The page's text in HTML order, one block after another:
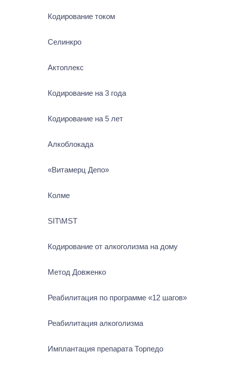
Кодирование током
Селинкро
Актоплекс
Кодирование на 3 года
Кодирование на 5 лет
Алкоблокада
«Витамерц Депо»
Колме
SIT\MST
Кодирование от алкоголизма на дому
Метод Довженко
Реабилитация по программе «12 шагов»
Реабилитация алкоголизма
Имплантация препарата Торпедо